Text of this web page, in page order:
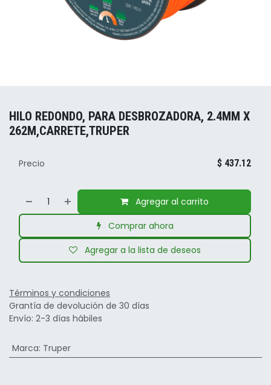
HILO REDONDO, PARA DESBROZADORA, 2.4MM X
262M,CARRETE,TRUPER
Agregar al carrito
Comprar ahora
Agregar a la lista de deseos
Precio $ 437.12
Términos y condiciones
Grantía de devolución de 30 días
Envío: 2-3 días hábiles
Marca: Truper